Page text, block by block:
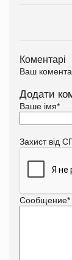
Коментарі
Ваш
Додати
Ваше імя*
Захист від
Сообщение*